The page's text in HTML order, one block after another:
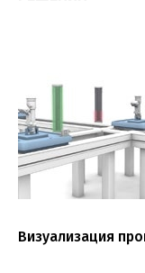
Визуализация